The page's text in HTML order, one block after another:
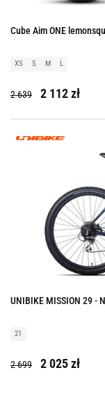
Cube Aim ONE
XS S M L
2 639 2 112 zł
UNIBIKE MISSION 29 -
21
2 699 2 025 zł